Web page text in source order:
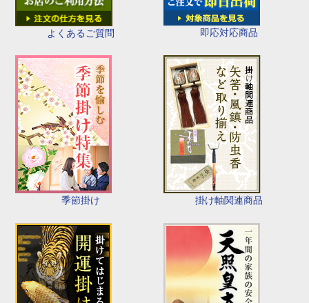
よくあるご質問 即応対応商品
季節掛け 掛け軸関連商品